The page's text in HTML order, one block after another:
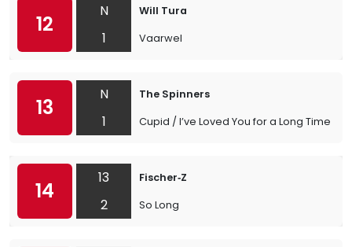
12
N
1
Will Tura
Vaarwel
13
N
1
The Spinners
Cupid / I’ve Loved You for a Long Time
14
13
2
Fischer‐Z
So Long